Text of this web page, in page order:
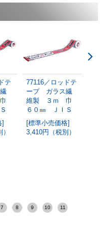
テ
77116／ロッドテ
ープ ガラス繊
維製 ３ｍ 巾
６０㎜ ＪＩＳ
[標準小売価格]
3,410円（税別）
7 8 9 10 11